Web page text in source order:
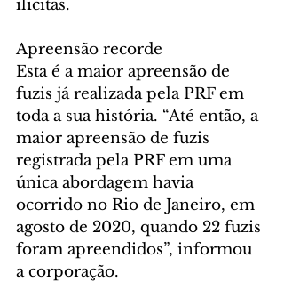
ilícitas.
Apreensão recorde
Esta é a maior apreensão de
fuzis já realizada pela PRF em
toda a sua história. “Até então, a
maior apreensão de fuzis
registrada pela PRF em uma
única abordagem havia
ocorrido no Rio de Janeiro, em
agosto de 2020, quando 22 fuzis
foram apreendidos”, informou
a corporação.